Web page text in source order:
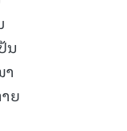
ນ
ຍ